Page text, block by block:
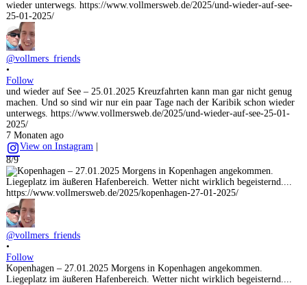
@vollmers_friends
•
Follow
und wieder auf See – 25.01.2025 Kreuzfahrten kann man gar nicht genug
machen. Und so sind wir nur ein paar Tage nach der Karibik schon wieder
unterwegs. https://www.vollmersweb.de/2025/und-wieder-auf-see-25-01-
2025/
7 Monaten ago
View on Instagram
8/9
@vollmers_friends
•
Follow
Kopenhagen – 27.01.2025 Morgens in Kopenhagen angekommen.
Liegeplatz im äußeren Hafenbereich. Wetter nicht wirklich begeisternd....